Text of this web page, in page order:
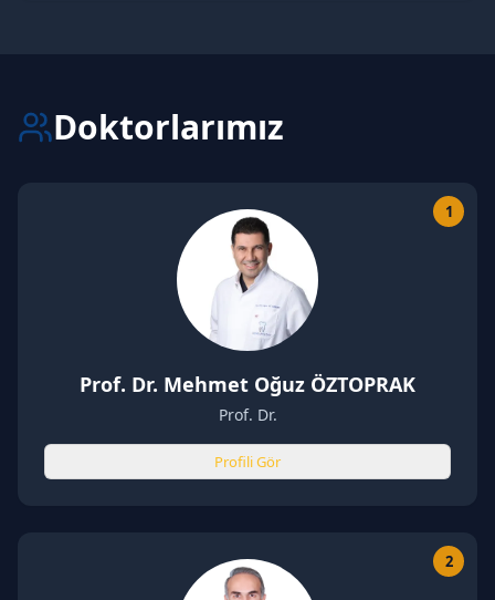
Doktorlarımız
1
Prof. Dr. Mehmet Oğuz ÖZTOPRAK
Prof. Dr.
Profili Gör
2